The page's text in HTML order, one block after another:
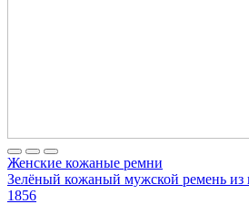
Женские кожаные ремни
Зелёный кожаный мужской ремень из
1856